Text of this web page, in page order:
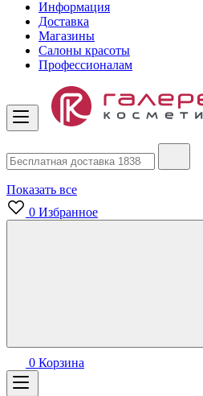
Информация
Доставка
Магазины
Салоны красоты
Профессионалам
Показать все
0 Избранное
0 Корзина